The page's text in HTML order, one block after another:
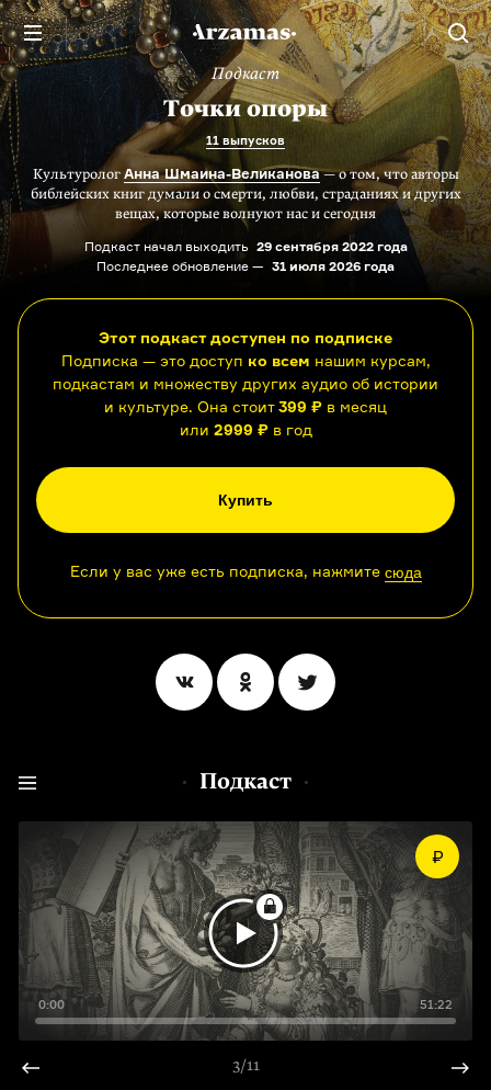
Подкаст
Точки опоры
11 выпусков
КультурологАнна Шмаина-Великанова— о том, что авторы
библейских книг думали о смерти, любви, страданиях и других
вещах, которые волнуют нас и сегодня
Подкаст начал выходить 29 сентября 2022 года
Последнее обновление — 31 июля 2026 года
Этот подкаст доступен по подписке
Подписка — это доступ ко всем нашим курсам,
подкастам и множеству других аудио об истории
и культуре. Она стоит399 ₽ в месяц
или 2999 ₽в год
Купить
Если у вас уже есть подписка, нажмите сюда
Подкаст
0:00 51:22
3/11